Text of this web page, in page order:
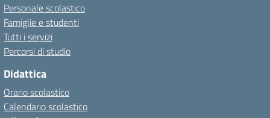
Personale scolastico
Famiglie e studenti
Tutti i servizi
Percorsi di studio
Didattica
Orario scolastico
Calendario scolastico